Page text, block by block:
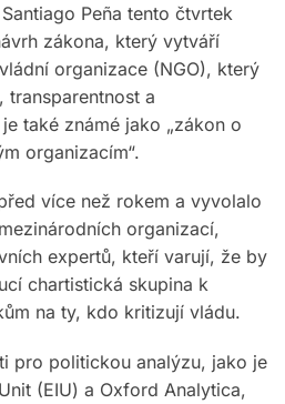
Peña tento čtvrtek
zákona, který vytváří
organizace (NGO), který
transparentnost a
také známé jako „zákon o
organizacím“.
více než rokem a vyvolalo
organizací,
expertů, kteří varují, že by
chartistická skupina k
na ty, kdo kritizují vládu.
pro politickou analýzu, jako je
(EIU) a Oxford Analytica,